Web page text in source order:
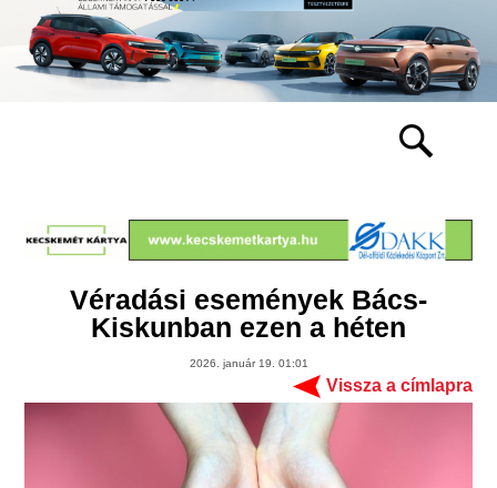
Véradási események Bács-
Kiskunban ezen a héten
2026. január 19. 01:01
Vissza a címlapra